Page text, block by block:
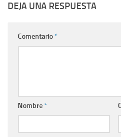
DEJA UNA RESPUESTA
Comentario*
Nombre*